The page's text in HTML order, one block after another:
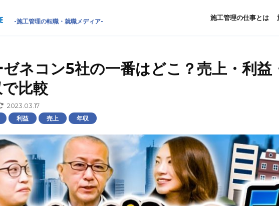
-施工管理の転職・就職メディア- 施工管理の仕事とは
ネコン5社の一番はどこ？売上・利益
比較
2023.03.17
利益 売上 年収